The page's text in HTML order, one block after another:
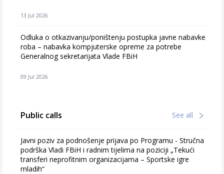
13 Jul 2026
Odluka o otkazivanju/poništenju postupka javne nabavke
roba – nabavka kompjuterske opreme za potrebe
Generalnog sekretarijata Vlade FBiH
09 Jul 2026
Public calls See all
Javni poziv za podnošenje prijava po Programu - Stručna
podrška Vladi FBiH i radnim tijelima na poziciji „Tekući
transferi neprofitnim organizacijama – Sportske igre
mladih“